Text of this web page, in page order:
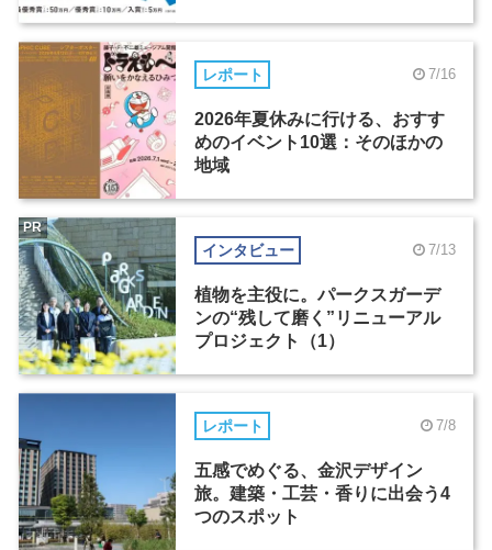
レポート 7/16
2026年夏休みに行ける、おすす
めのイベント10選：そのほかの
地域
インタビュー 7/13
植物を主役に。パークスガーデ
ンの“残して磨く”リニューアル
プロジェクト（1）
PR
レポート 7/8
五感でめぐる、金沢デザイン
旅。建築・工芸・香りに出会う4
つのスポット